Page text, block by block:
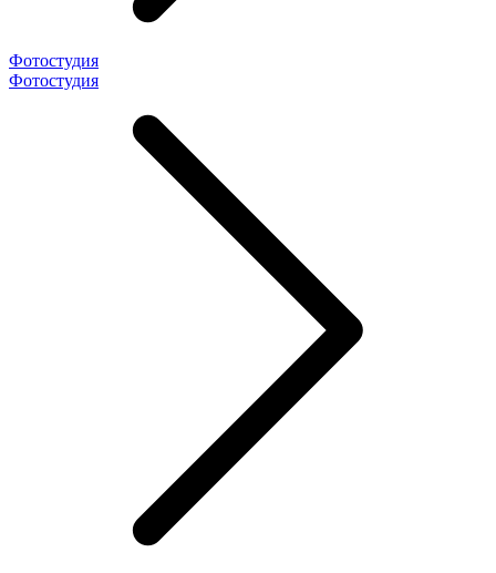
Фотостудия
Фотостудия